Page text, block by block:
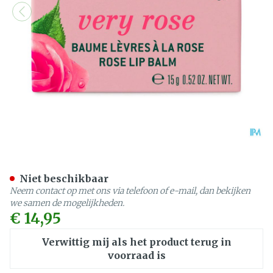
€ 14,95
Verwittig mij als het product terug in
voorraad is
Niet beschikbaar
Neem contact op met ons via telefoon of e-mail, dan bekijken
we samen de mogelijkheden.